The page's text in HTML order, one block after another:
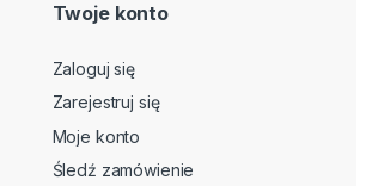
Twoje konto
Zaloguj się
Zarejestruj się
Moje konto
Śledź zamówienie